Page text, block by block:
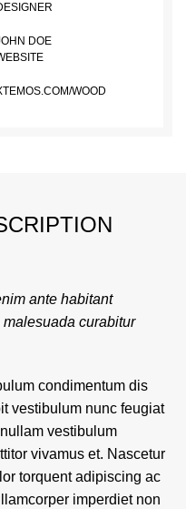
DOE
WOOD
ante habitant
curabitur
condimentum dis
vestibulum nunc feugiat
vestibulum
vivamus et. Nascetur
torquent adipiscing ac
imperdiet non